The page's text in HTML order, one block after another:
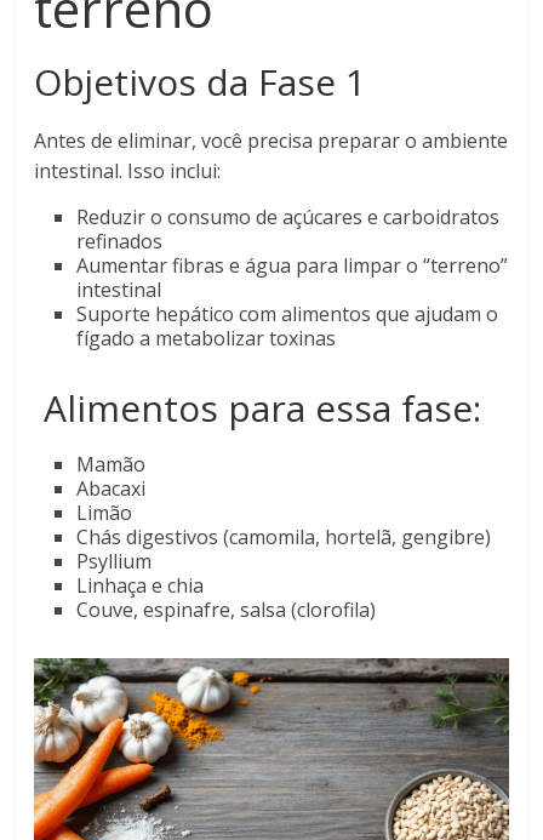
Objetivos da Fase 1
Antes de eliminar, você precisa preparar o ambiente
intestinal. Isso inclui:
Reduzir o consumo de açúcares e carboidratos
refinados
Aumentar fibras e água para limpar o “terreno”
intestinal
Suporte hepático com alimentos que ajudam o
fígado a metabolizar toxinas
Alimentos para essa fase:
Mamão
Abacaxi
Limão
Chás digestivos (camomila, hortelã, gengibre)
Psyllium
Linhaça e chia
Couve, espinafre, salsa (clorofila)